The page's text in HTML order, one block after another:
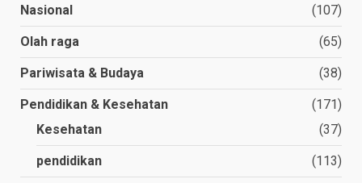
Nasional (107)
Olah raga (65)
Pariwisata & Budaya (38)
Pendidikan & Kesehatan
(171)
Kesehatan
(37)
pendidikan (113)